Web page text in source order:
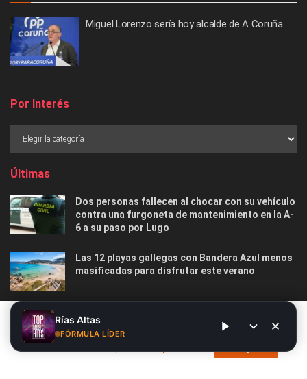
Miguel Lorenzo sería hoy alcalde de A Coruña
Por Interés
Últimas
Dos personas fallecen al chocar con su vehículo
contra una furgoneta de mantenimiento en la A-
6 a su paso por Lugo
Las 12 playas gallegas con Bandera Azul menos
masificadas para disfrutar este verano
O Marisquiño 2026 en Vigo: programa completo,
horarios, conciertos, deportes y todo lo que
debes saber
Rías Altas
FÓRMULA LÍDER
Este sitio web utiliza cookies. Al continuar utilizando este sitio
web, usted da su consentimiento para el uso de cookies. Visite